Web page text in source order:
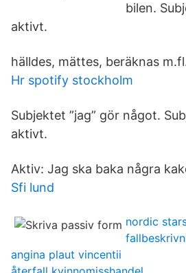
bilen.
aktivt.
hälldes, mättes, beräknas
Hr spotify stockholm
Subjektet ”jag” gör något.
aktivt.
Aktiv: Jag ska baka några
Sfi lund
nordic
angina plaut vincentii